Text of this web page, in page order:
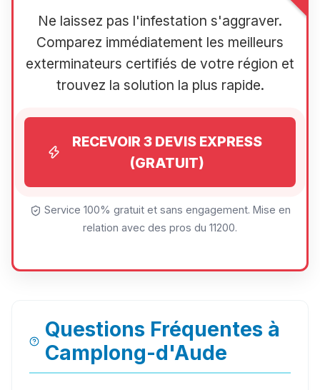
Ne laissez pas l'infestation s'aggraver.
Comparez immédiatement les meilleurs
exterminateurs certifiés de votre région et
trouvez la solution la plus rapide.
RECEVOIR 3 DEVIS EXPRESS
(GRATUIT)
Service 100% gratuit et sans engagement. Mise en
relation avec des pros du 11200.
Questions Fréquentes à
Camplong-d'Aude